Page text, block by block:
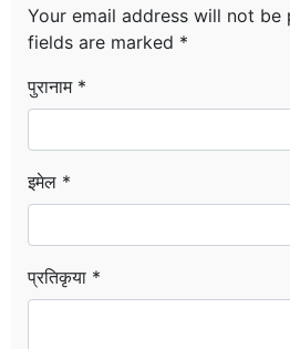
Your email address will not be
fields are marked *
पुरानाम *
इमेल *
प्रतिकृया *